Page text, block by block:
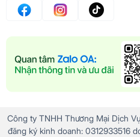
Công ty TNHH Thương Mại Dịch
đăng ký kinh doanh: 0312933516